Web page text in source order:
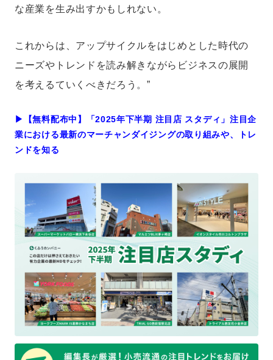
な産業を生み出すかもしれない。
これからは、アップサイクルをはじめとした時代の
ニーズやトレンドを読み解きながらビジネスの展開
を考えるていくべきだろう。”
▶︎【無料配布中】「2025年下半期 注目店 スタディ」注目企
業における最新のマーチャンダイジングの取り組みや、トレ
ンドを知る